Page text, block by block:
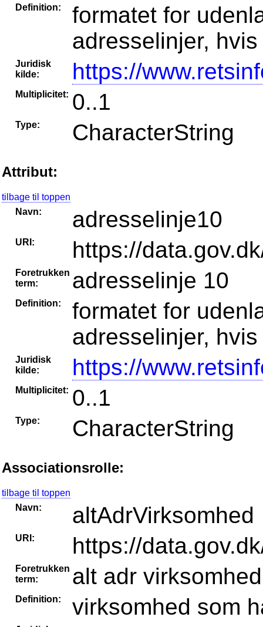
Definition:
formatet for
adresselinjer,
Juridisk
kilde:
https://
Multiplicitet: 0..1
Type: CharacterString
Attribut:
tilbage til toppen
Navn:
adresselinje10
URI: https://
Foretrukken
term:
adresselinje 10
Definition:
formatet for
adresselinjer,
Juridisk
kilde:
https://
Multiplicitet: 0..1
Type: CharacterString
Associationsrolle:
tilbage til toppen
Navn:
altAdrVirksomhed
URI: https://
Foretrukken
term:
alt adr virksomhed
Definition: virksomhed som